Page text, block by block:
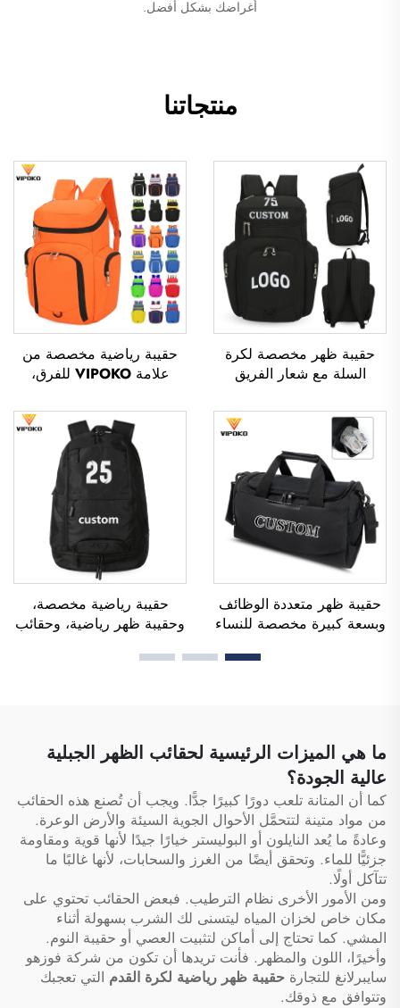
أغراضك بشكل أفضل.
منتجاتنا
حقيبة ظهر مخصصة لكرة
السلة مع شعار الفريق
الاستخدام، مدرسية، حرارية،
ومخصصة للطباعة بالتسامي،
لكرة القدم وكرة السلة
حقيبة رياضية مخصصة من
علامة VIPOKO للفرق،
لممارسة كرة السلة مع شعار
مخصص، حقيبة رياضية
كاجوال لكرة السلة، حقيبة
سفر لكرة السلة
حقيبة ظهر متعددة الوظائف
وبسعة كبيرة مخصصة للنساء
مساحة مخصصة للأحذية،
حقيبة رياضية مخصصة،
وحقيبة ظهر رياضية، وحقائب
وحقائب ظهر للتنزه في
وكرة سلة
ما هي الميزات الرئيسية لحقائب الظهر الجبلية
عالية الجودة؟
كما أن المتانة تلعب دورًا كبيرًا جدًّا. ويجب أن تُصنع هذه الحقائب
من مواد متينة لتتحمَّل الأحوال الجوية السيئة والأرض الوعرة.
وعادةً ما يُعد النايلون أو البوليستر خيارًا جيدًا لأنها قوية ومقاومة
جزئيًّا للماء. وتحقق أيضًا من الغرز والسحابات، لأنها غالبًا ما
تتآكل أولًا.
ومن الأمور الأخرى نظام الترطيب. فبعض الحقائب تحتوي على
مكان خاص لخزان المياه ليتسنى لك الشرب بسهولة أثناء
المشي. كما تحتاج إلى أماكن لتثبيت العصي أو حقيبة النوم.
وأخيرًا، اللون والمظهر. فأنت تريدها أن تكون من شركة فوزهو
سايبرلانغ للتجارة حقيبة ظهر رياضية لكرة القدم التي تعجبك
وتتوافق مع ذوقك.